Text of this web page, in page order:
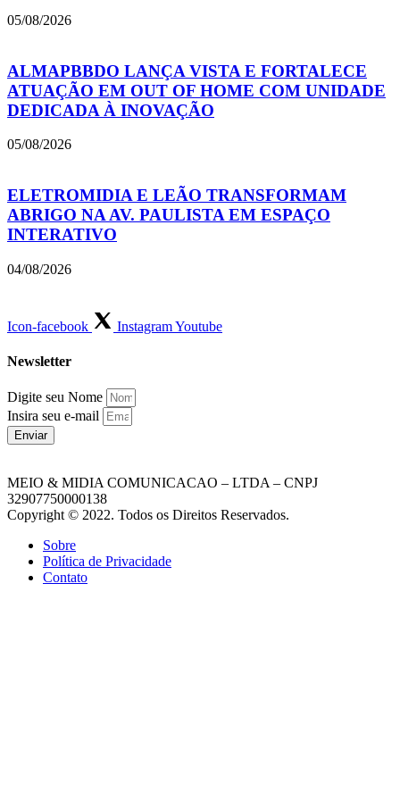
05/08/2026
ALMAPBBDO LANÇA VISTA E FORTALECE
ATUAÇÃO EM OUT OF HOME COM UNIDADE
DEDICADA À INOVAÇÃO
05/08/2026
ELETROMIDIA E LEÃO TRANSFORMAM
ABRIGO NA AV. PAULISTA EM ESPAÇO
INTERATIVO
04/08/2026
Icon-facebook InstagramYoutube
Newsletter
Digite seu Nome
Insira seu e-mail
Enviar
MEIO & MIDIA COMUNICACAO – LTDA – CNPJ
32907750000138
Copyright © 2022. Todos os Direitos Reservados.
Sobre
Política de Privacidade
Contato